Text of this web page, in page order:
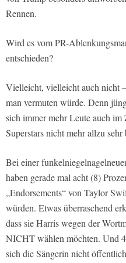
Rennen.
Wird es vom PR-
entschieden?
Vielleicht, vielleicht auch nicht
man vermuten würde. Denn
sich immer mehr Leute auch
Superstars nicht mehr allzu sehr
Bei einer
haben gerade mal acht (8)
„Endorsements“ von Taylor
würden. Etwas überraschend
dass sie Harris wegen der
NICHT wählen möchten. Und
sich die Sängerin nicht